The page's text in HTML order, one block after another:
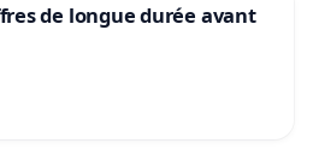
de longue durée avant